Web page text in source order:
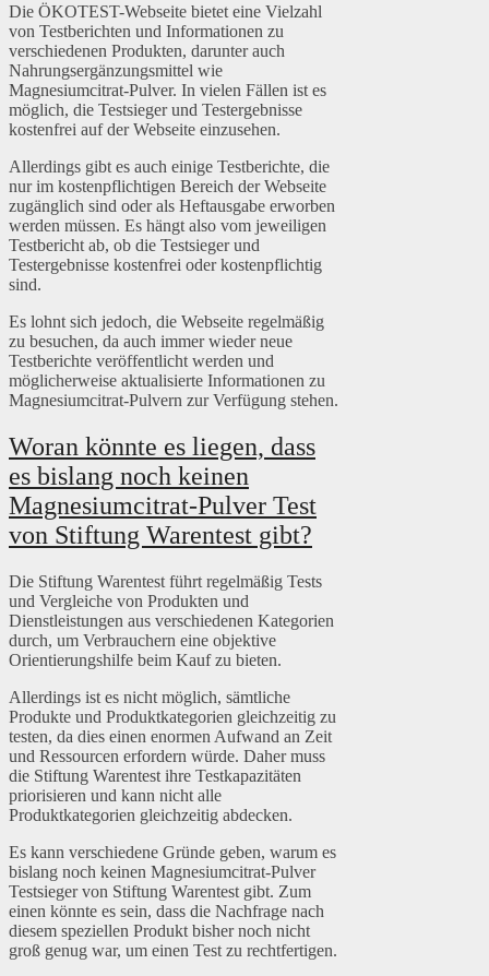
Die ÖKOTEST-Webseite bietet eine Vielzahl
von Testberichten und Informationen zu
verschiedenen Produkten, darunter auch
Nahrungsergänzungsmittel wie
Magnesiumcitrat-Pulver. In vielen Fällen ist es
möglich, die Testsieger und Testergebnisse
kostenfrei auf der Webseite einzusehen.
Allerdings gibt es auch einige Testberichte, die
nur im kostenpflichtigen Bereich der Webseite
zugänglich sind oder als Heftausgabe erworben
werden müssen. Es hängt also vom jeweiligen
Testbericht ab, ob die Testsieger und
Testergebnisse kostenfrei oder kostenpflichtig
sind.
Es lohnt sich jedoch, die Webseite regelmäßig
zu besuchen, da auch immer wieder neue
Testberichte veröffentlicht werden und
möglicherweise aktualisierte Informationen zu
Magnesiumcitrat-Pulvern zur Verfügung stehen.
Woran könnte es liegen, dass
es bislang noch keinen
Magnesiumcitrat-Pulver Test
von Stiftung Warentest gibt?
Die Stiftung Warentest führt regelmäßig Tests
und Vergleiche von Produkten und
Dienstleistungen aus verschiedenen Kategorien
durch, um Verbrauchern eine objektive
Orientierungshilfe beim Kauf zu bieten.
Allerdings ist es nicht möglich, sämtliche
Produkte und Produktkategorien gleichzeitig zu
testen, da dies einen enormen Aufwand an Zeit
und Ressourcen erfordern würde. Daher muss
die Stiftung Warentest ihre Testkapazitäten
priorisieren und kann nicht alle
Produktkategorien gleichzeitig abdecken.
Es kann verschiedene Gründe geben, warum es
bislang noch keinen Magnesiumcitrat-Pulver
Testsieger von Stiftung Warentest gibt. Zum
einen könnte es sein, dass die Nachfrage nach
diesem speziellen Produkt bisher noch nicht
groß genug war, um einen Test zu rechtfertigen.